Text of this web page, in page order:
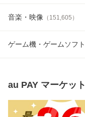
音楽・映像 （ 151,605 ）
ゲーム機・ゲームソフト
au PAY マーケット